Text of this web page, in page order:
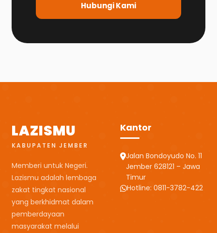
Hubungi Kami
LAZISMU
KABUPATEN JEMBER
Memberi untuk Negeri.
Lazismu adalah lembaga
zakat tingkat nasional
yang berkhidmat dalam
pemberdayaan
masyarakat melalui
Kantor
Jalan Bondoyudo No. 11
Jember 628121 – Jawa
Timur
Hotline: 0811-3782-422